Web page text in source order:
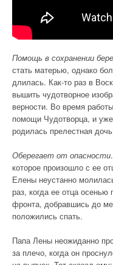
Помощь в сохранении
стать матерью, однако
длилась. Как-то раз в
вышить чудотворное
верности. Во время
помощи Чудотворца, и
родилась прелестная
Оберегает от опасности
которое произошло с ее
Елены неустанно
раз, когда ее отца
фронта, добравшись до
положились спать.
Папа Лены неожиданно
за плечо, когда он